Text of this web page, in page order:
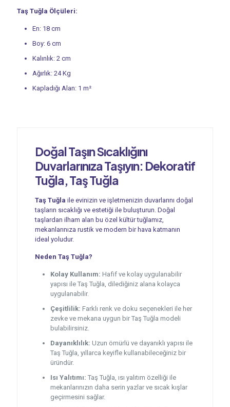
Taş
4002
Taş Tuğla Ölçüleri:
En: 18 cm
Boy: 6 cm
Kalınlık: 2 cm
Ağırlık: 24 Kg
Kapladığı Alan: 1 m²
Doğal Taşın Sıcaklığını
Duvarlarınıza Taşıyın: Dekoratif
Tuğla, Taş Tuğla
Taş Tuğla ile evinizin ve işletmenizin duvarlarını doğal
taşların sıcaklığı ve estetiği ile buluşturun. Doğal
taşlardan ilham alan bu özel kültür tuğlamız,
mekanlarınıza rustik ve modern bir hava katmanın
ideal yoludur.
Neden Taş Tuğla?
Kolay Kullanım: Hafif ve kolay uygulanabilir
yapısı ile Taş Tuğla, dilediğiniz alana kolayca
uygulanabilir.
Çeşitlilik: Farklı renk ve doku seçenekleri ile her
zevke ve mekana uygun bir Taş Tuğla modeli
bulabilirsiniz.
Dayanıklılık: Uzun ömürlü ve dayanıklı yapısı ile
Taş Tuğla, yıllarca keyifle kullanabileceğiniz bir
üründür.
Isı Yalıtımı: Taş Tuğla, ısı yalıtım özelliği ile
mekanlarınızın daha serin yazlar ve sıcak kışlar
geçirmesini sağlar.